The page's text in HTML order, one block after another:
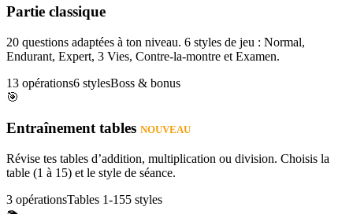
Partie classique
20 questions adaptées à ton niveau. 6 styles de jeu : Normal,
Endurant, Expert, 3 Vies, Contre-la-montre et Examen.
13 opérations6 stylesBoss & bonus
🎯
Entraînement tables NOUVEAU
Révise tes tables d’addition, multiplication ou division. Choisis la
table (1 à 15) et le style de séance.
3 opérationsTables 1-155 styles